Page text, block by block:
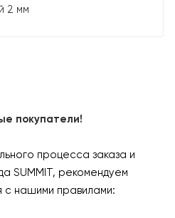
2 мм
покупатели!
процесса заказа и
SUMMIT, рекомендуем
с нашими правилами: